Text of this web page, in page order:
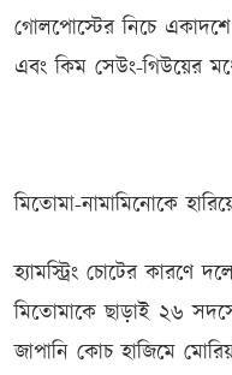
গোলপোস্টের নিচে
এবং কিম সেউং-গিউয়ের
মিতোমা-নামামিনোকে
হ্যামস্ট্রিং চোটের কারণে
মিতোমাকে ছাড়াই ২৬
জাপানি কোচ হাজিমে